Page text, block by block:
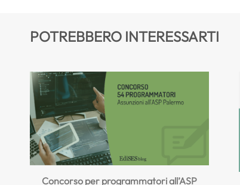
POTREBBERO INTERESSARTI
Concorso per programmatori all’ASP